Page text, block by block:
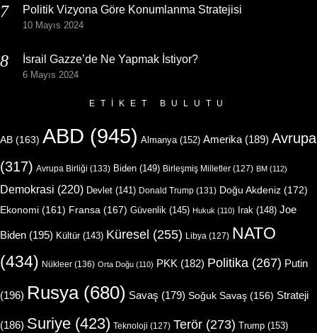
Politik Vizyona Göre Konumlanma Stratejisi
10 Mayıs 2024
İsrail Gazze’de Ne Yapmak İstiyor?
6 Mayıs 2024
ETIKET BULUTU
AB (163) ABD (945) Almanya (152) Amerika (189) Avrupa
(317) Avrupa Birliği (133) Biden (149) Birleşmiş Milletler (127) BM (112)
Demokrasi (220) Devlet (141) Donald Trump (131) Doğu Akdeniz (172)
Ekonomi (161) Fransa (167) Güvenlik (145) Hukuk (110) Irak (148) Joe
Biden (195) Kültür(143) Küresel (255) Libya (127) NATO
(434) Nükleer (136) Orta Doğu (110) PKK (182) Politika (267) Putin
(196) Rusya(680) Savaş (179) Soğuk Savaş (156) Strateji
(186) Suriye (423) Teknoloji (127) Terör (273) Trump (153)